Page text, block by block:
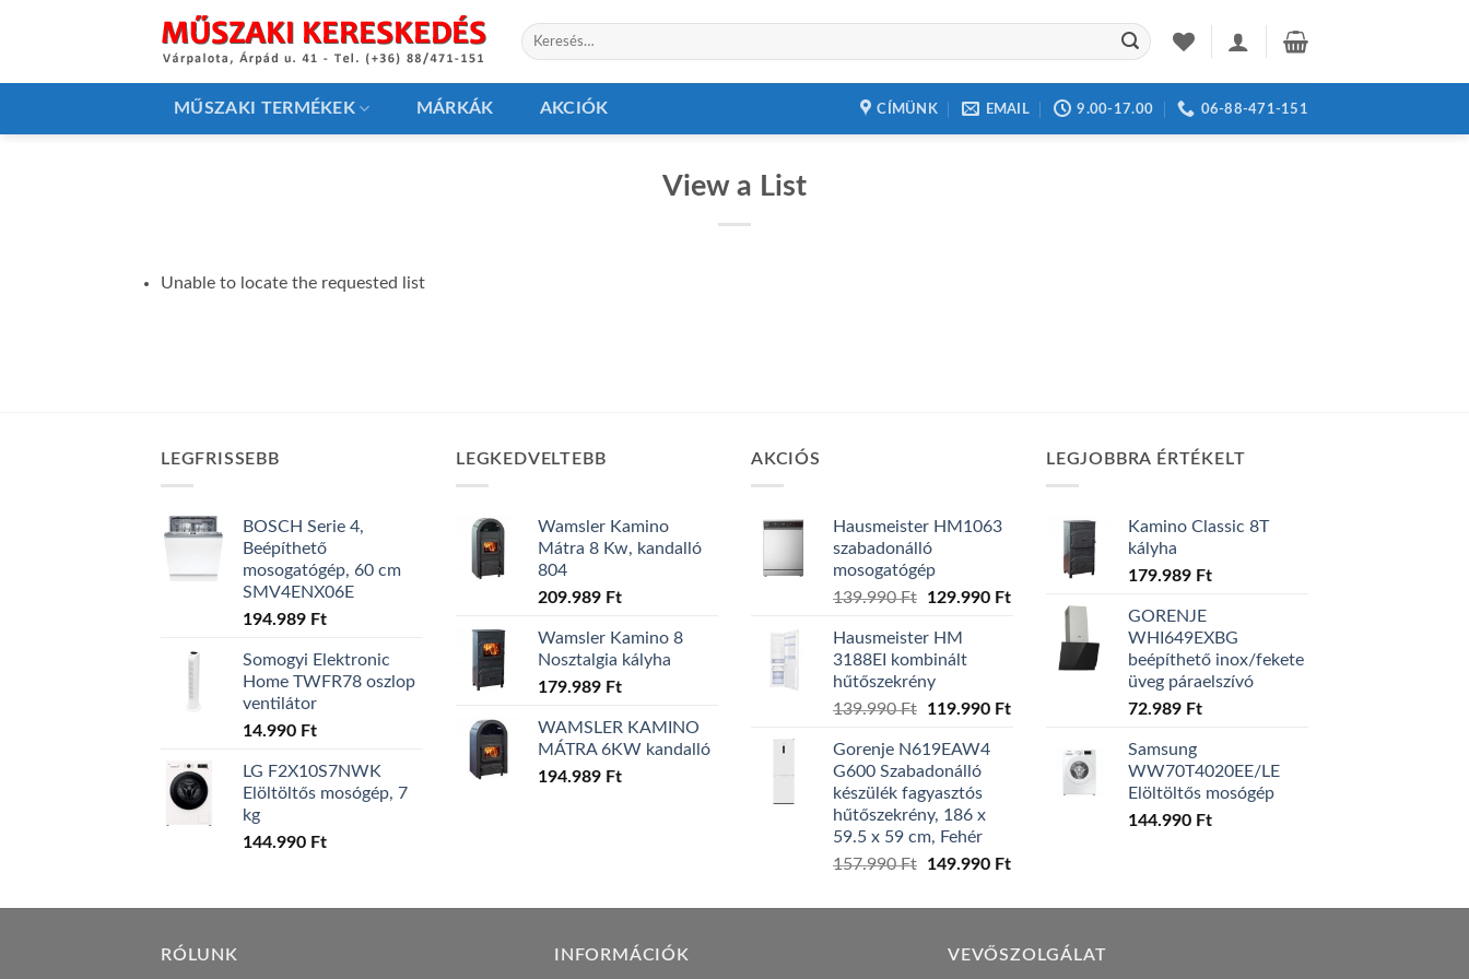
Keresés
a
MŰSZAKI TERMÉKEK MÁRKÁK AKCIÓK CÍMÜNK EMAIL 9.00-17.00 06-88-471-151
View a List
Unable to locate the requested list
LEGFRISSEBB
BOSCH Serie 4,
Beépíthető
mosogatógép, 60 cm
SMV4ENX06E
194.989 Ft
Somogyi Elektronic
Home TWFR78 oszlop
ventilátor
14.990 Ft
LG F2X10S7NWK
Elöltöltős mosógép, 7
kg
144.990 Ft
LEGKEDVELTEBB
Wamsler Kamino
Mátra 8 Kw, kandalló
804
209.989 Ft
Wamsler Kamino 8
Nosztalgia kályha
179.989 Ft
WAMSLER KAMINO
MÁTRA 6KW kandalló
194.989 Ft
AKCIÓS
Hausmeister HM1063
szabadonálló
mosogatógép
139.990Ft
Original
was:
139.990 Ft.
129.990 FtCurrent
129.990 Ft.
Hausmeister HM
3188EI kombinált
hűtőszekrény
139.990Ft
Original
was:
139.990 Ft.
119.990 FtCurrent
119.990 Ft.
Gorenje N619EAW4
G600 Szabadonálló
készülék fagyasztós
hűtőszekrény, 186 x
59.5 x 59 cm, Fehér
157.990Ft
Original
was:
149.990 FtCurrent
is:
LEGJOBBRA ÉRTÉKELT
Kamino Classic 8T
kályha
179.989 Ft
GORENJE
WHI649EXBG
beépíthető inox/fekete
üveg páraelszívó
72.989 Ft
Samsung
WW70T4020EE/LE
Elöltöltős mosógép
144.990 Ft
RÓLUNK INFORMÁCIÓK VEVŐSZOLGÁLAT